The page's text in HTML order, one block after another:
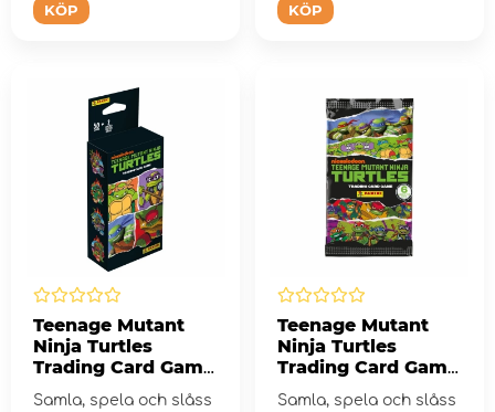
KÖP KÖP
Teenage Mutant
Ninja Turtles
Trading Card Game
Samla, spela och slåss
Teenage Mutant
Ninja Turtles
Trading Card Game
Samla, spela och slåss